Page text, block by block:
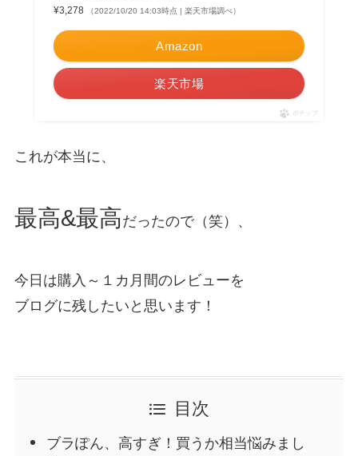
¥3,278
（2022/10/20 14:03時点 | 楽天市場調べ）
Amazon
楽天市場
ポチップ
これが本当に、
最高&最高だったので（笑）、
今日は購入～１カ月間のレビューを
ブログに残したいと思います！
目次
ブラぽん、高すぎ！買うか相当悩みまし